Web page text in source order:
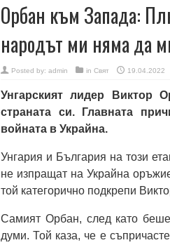
Орбан към Запада:
народът ми няма да
Posted by: admin in Свят 19.04.2022
Унгарският лидер Виктор
страната си. Главната
войната в Украйна.
Унгария и България на този
не изпращат на Украйна
той категорично подкрепи
Самият Орбан, след като
думи. Той каза, че е